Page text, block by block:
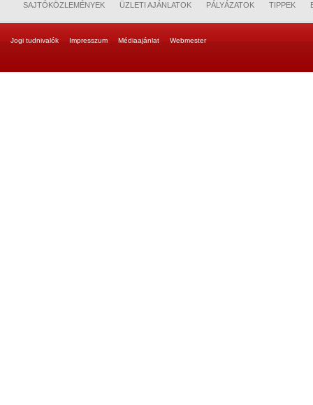
SAJTÓKÖZLEMÉNYEK ÜZLETI AJÁNLATOK PÁLYÁZATOK TIPPEK
Jogi tudnivalók Impresszum Médiaajánlat Webmester